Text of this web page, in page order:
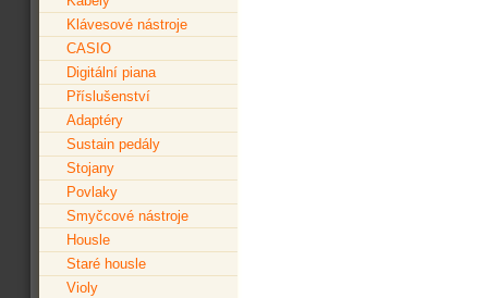
Klávesové nástroje
CASIO
Digitální piana
Příslušenství
Adaptéry
Sustain pedály
Stojany
Povlaky
Smyčcové nástroje
Housle
Staré housle
Violy